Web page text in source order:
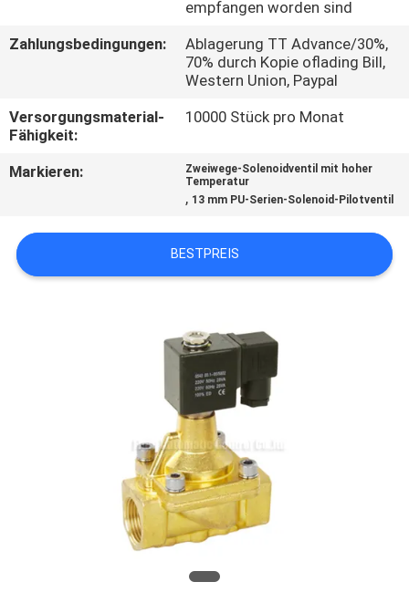
MIT
IN
VERBINDUNG
SIE EIN
ZITAT
empfangen worden sind
Zahlungsbedingungen:
Ablagerung TT Advance/30%,
70% durch Kopie oflading Bill,
Western Union, Paypal
Versorgungsmaterial-
Fähigkeit:
10000 Stück pro Monat
Markieren:
Zweiwege-Solenoidventil mit hoher
Temperatur
, 13 mm PU-Serien-Solenoid-Pilotventil
BESTPREIS